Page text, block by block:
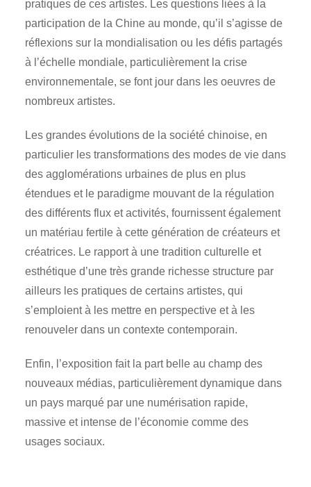
pratiques de ces artistes. Les questions liées à la
participation de la Chine au monde, qu’il s’agisse de
réflexions sur la mondialisation ou les défis partagés
à l’échelle mondiale, particulièrement la crise
environnementale, se font jour dans les oeuvres de
nombreux artistes.
Les grandes évolutions de la société chinoise, en
particulier les transformations des modes de vie dans
des agglomérations urbaines de plus en plus
étendues et le paradigme mouvant de la régulation
des différents flux et activités, fournissent également
un matériau fertile à cette génération de créateurs et
créatrices. Le rapport à une tradition culturelle et
esthétique d’une très grande richesse structure par
ailleurs les pratiques de certains artistes, qui
s’emploient à les mettre en perspective et à les
renouveler dans un contexte contemporain.
Enfin, l’exposition fait la part belle au champ des
nouveaux médias, particulièrement dynamique dans
un pays marqué par une numérisation rapide,
massive et intense de l’économie comme des
usages sociaux.